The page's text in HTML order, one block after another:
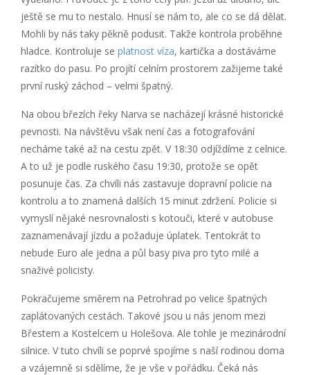
ještě se mu to nestalo. Hnusí se nám to, ale co se dá dělat.
Mohli by nás taky pěkně podusit. Takže kontrola proběhne
hladce. Kontroluje se platnost víza, kartička a dostáváme
razítko do pasu. Po projítí celním prostorem zažijeme také
první ruský záchod – velmi špatný.
Na obou březích řeky Narva se nacházejí krásné historické
pevnosti. Na návštěvu však není čas a fotografování
necháme také až na cestu zpět. V 18:30 odjíždíme z celnice.
A to už je podle ruského času 19:30, protože se opět
posunuje čas. Za chvíli nás zastavuje dopravní policie na
kontrolu a to znamená dalších 15 minut zdržení. Policie si
vymyslí nějaké nesrovnalosti s kotouči, které v autobuse
zaznamenávají jízdu a požaduje úplatek. Tentokrát to
nebude Euro ale jedna a půl basy piva pro tyto milé a
snaživé policisty.
Pokračujeme směrem na Petrohrad po velice špatných
zaplátovaných cestách. Takové jsou u nás jenom mezi
Břestem a Kostelcem u Holešova. Ale tohle je mezinárodní
silnice. V tuto chvíli se poprvé spojíme s naší rodinou doma
a vzájemně si sdělíme, že je vše v pořádku. Čeká nás